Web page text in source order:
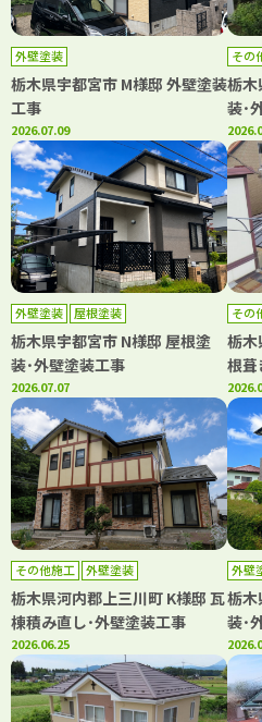
外壁塗装
栃木県宇都宮市 M様邸 外壁塗装
工事
2026.07.09
その
栃木
装･
外壁塗装 屋根塗装
栃木県宇都宮市 N様邸 屋根塗
装･外壁塗装工事
2026.07.07
その
栃木
根葺
その他施工 外壁塗装
栃木県河内郡上三川町 K様邸 瓦
棟積み直し･外壁塗装工事
2026.06.25
外壁
栃木
装･